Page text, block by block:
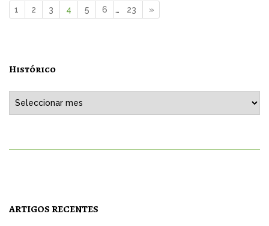
1 2 3 4 5 6 … 23 »
Histórico
ARTIGOS RECENTES